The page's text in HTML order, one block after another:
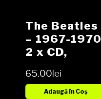
The Beatles
– 1967-1970
2 x CD,
Reissue,
Remastered
65.00lei
Adaugă în Coș